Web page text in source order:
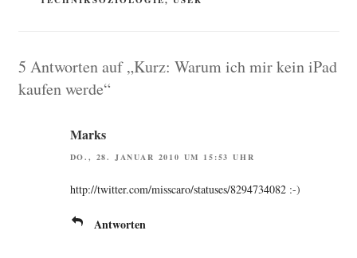
5 Antworten auf „Kurz: Warum ich mir kein iPad
kaufen werde“
Marks
DO., 28. JANUAR 2010 UM 15:53 UHR
http://twitter.com/misscaro/statuses/8294734082:-)
Antworten